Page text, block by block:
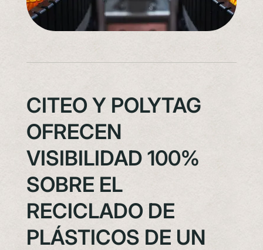
CITEO Y POLYTAG
OFRECEN
VISIBILIDAD 100%
SOBRE EL
RECICLADO DE
PLÁSTICOS DE UN